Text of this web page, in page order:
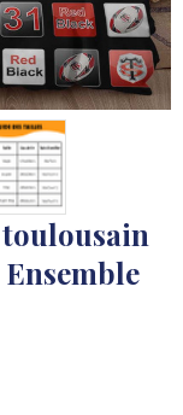
toulousain